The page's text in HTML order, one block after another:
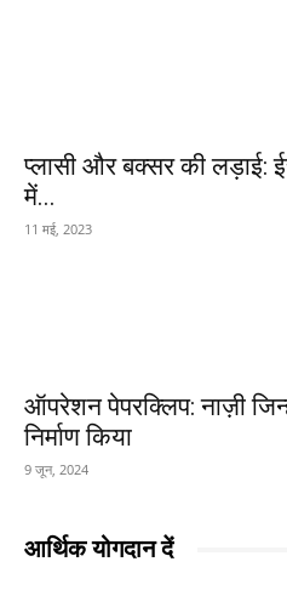
प्लासी और बक्सर की लड़ाई:
में...
11 मई, 2023
ऑपरेशन पेपरक्लिप: नाज़ी
निर्माण किया
9 जून, 2024
आर्थिक योगदान दें